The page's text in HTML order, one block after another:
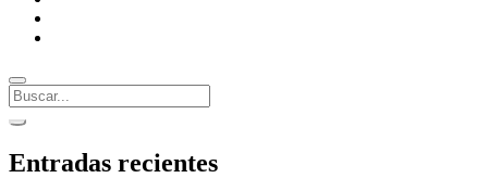
Buscar
Barra
lateral
abrir
lateral
Entradas recientes